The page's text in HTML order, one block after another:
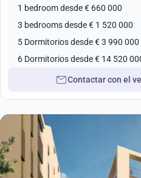
1 bedroom desde € 660 000
3 bedrooms desde € 1 520 000
5 Dormitorios desde € 3 990 000
6 Dormitorios desde € 14 520
Contactar con el